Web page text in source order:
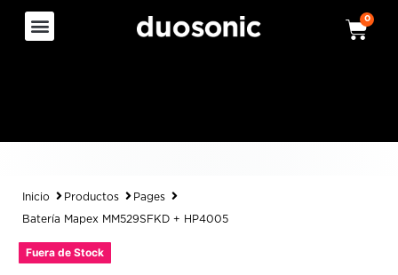
0
Inicio Productos Pages
Batería Mapex MM529SFKD + HP4005
Fuera de Stock